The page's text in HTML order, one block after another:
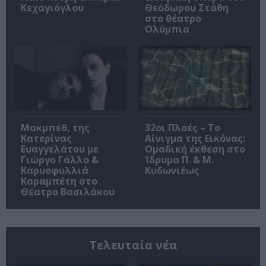
Κεχαγιόγλου
Θεόδωρου Στάθη
στο θέατρο
Ολύμπια
Μακμπέθ, της
Κατερίνας
Ευαγγελάτου με
Γιώργο Γάλλο &
Καρυοφυλλιά
Καραμπέτη στο
Θέατρο Βασιλάκου
32οι Πλοές – Το
Αίνιγμα της Εικόνας:
Ομαδική έκθεση στο
Ίδρυμα Π. & Μ.
Κυδωνιέως
Τελευταία νέα